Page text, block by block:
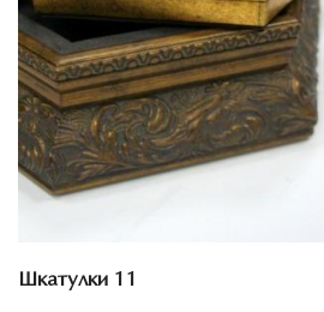
Смотреть проект
Шкатулки 11